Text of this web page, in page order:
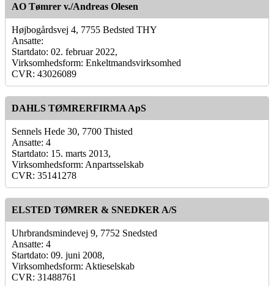
AO Tømrer v./Andreas Olesen
Højbogårdsvej 4, 7755 Bedsted THY
Ansatte:
Startdato: 02. februar 2022,
Virksomhedsform: Enkeltmandsvirksomhed
CVR: 43026089
DAHLS TØMRERFIRMA ApS
Sennels Hede 30, 7700 Thisted
Ansatte: 4
Startdato: 15. marts 2013,
Virksomhedsform: Anpartsselskab
CVR: 35141278
ELSTED TØMRER & SNEDKER A/S
Uhrbrandsmindevej 9, 7752 Snedsted
Ansatte: 4
Startdato: 09. juni 2008,
Virksomhedsform: Aktieselskab
CVR: 31488761